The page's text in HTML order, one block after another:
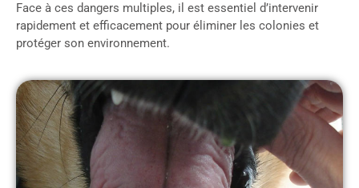
Face à ces dangers multiples, il est essentiel d’intervenir
rapidement et efficacement pour éliminer les colonies et
protéger son environnement.